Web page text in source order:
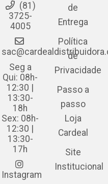
(81)
3725-
4005
Seg a
Qui: 08h-
12:30 |
13:30-
18h
Sex: 08h-
12:30 |
13:30-
17h
Instagram
de
Entrega
Política
de
Privacidade
Passo a
passo
Loja
Cardeal
Site
Institucional